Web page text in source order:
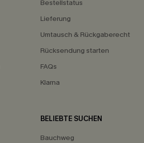
Bestellstatus
Lieferung
Umtausch & Rückgaberecht
Rücksendung starten
FAQs
Klarna
BELIEBTE SUCHEN
Bauchweg